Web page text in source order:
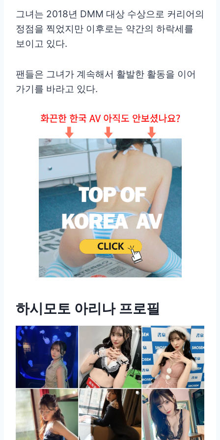
그녀는 2018년 DMM 대상 수상으로 커리어의
정점을 찍었지만 이후로는 약간의 하락세를
보이고 있다.
팬들은 그녀가 계속해서 활발한 활동을 이어
가기를 바라고 있다.
하시모토 아리나 프로필